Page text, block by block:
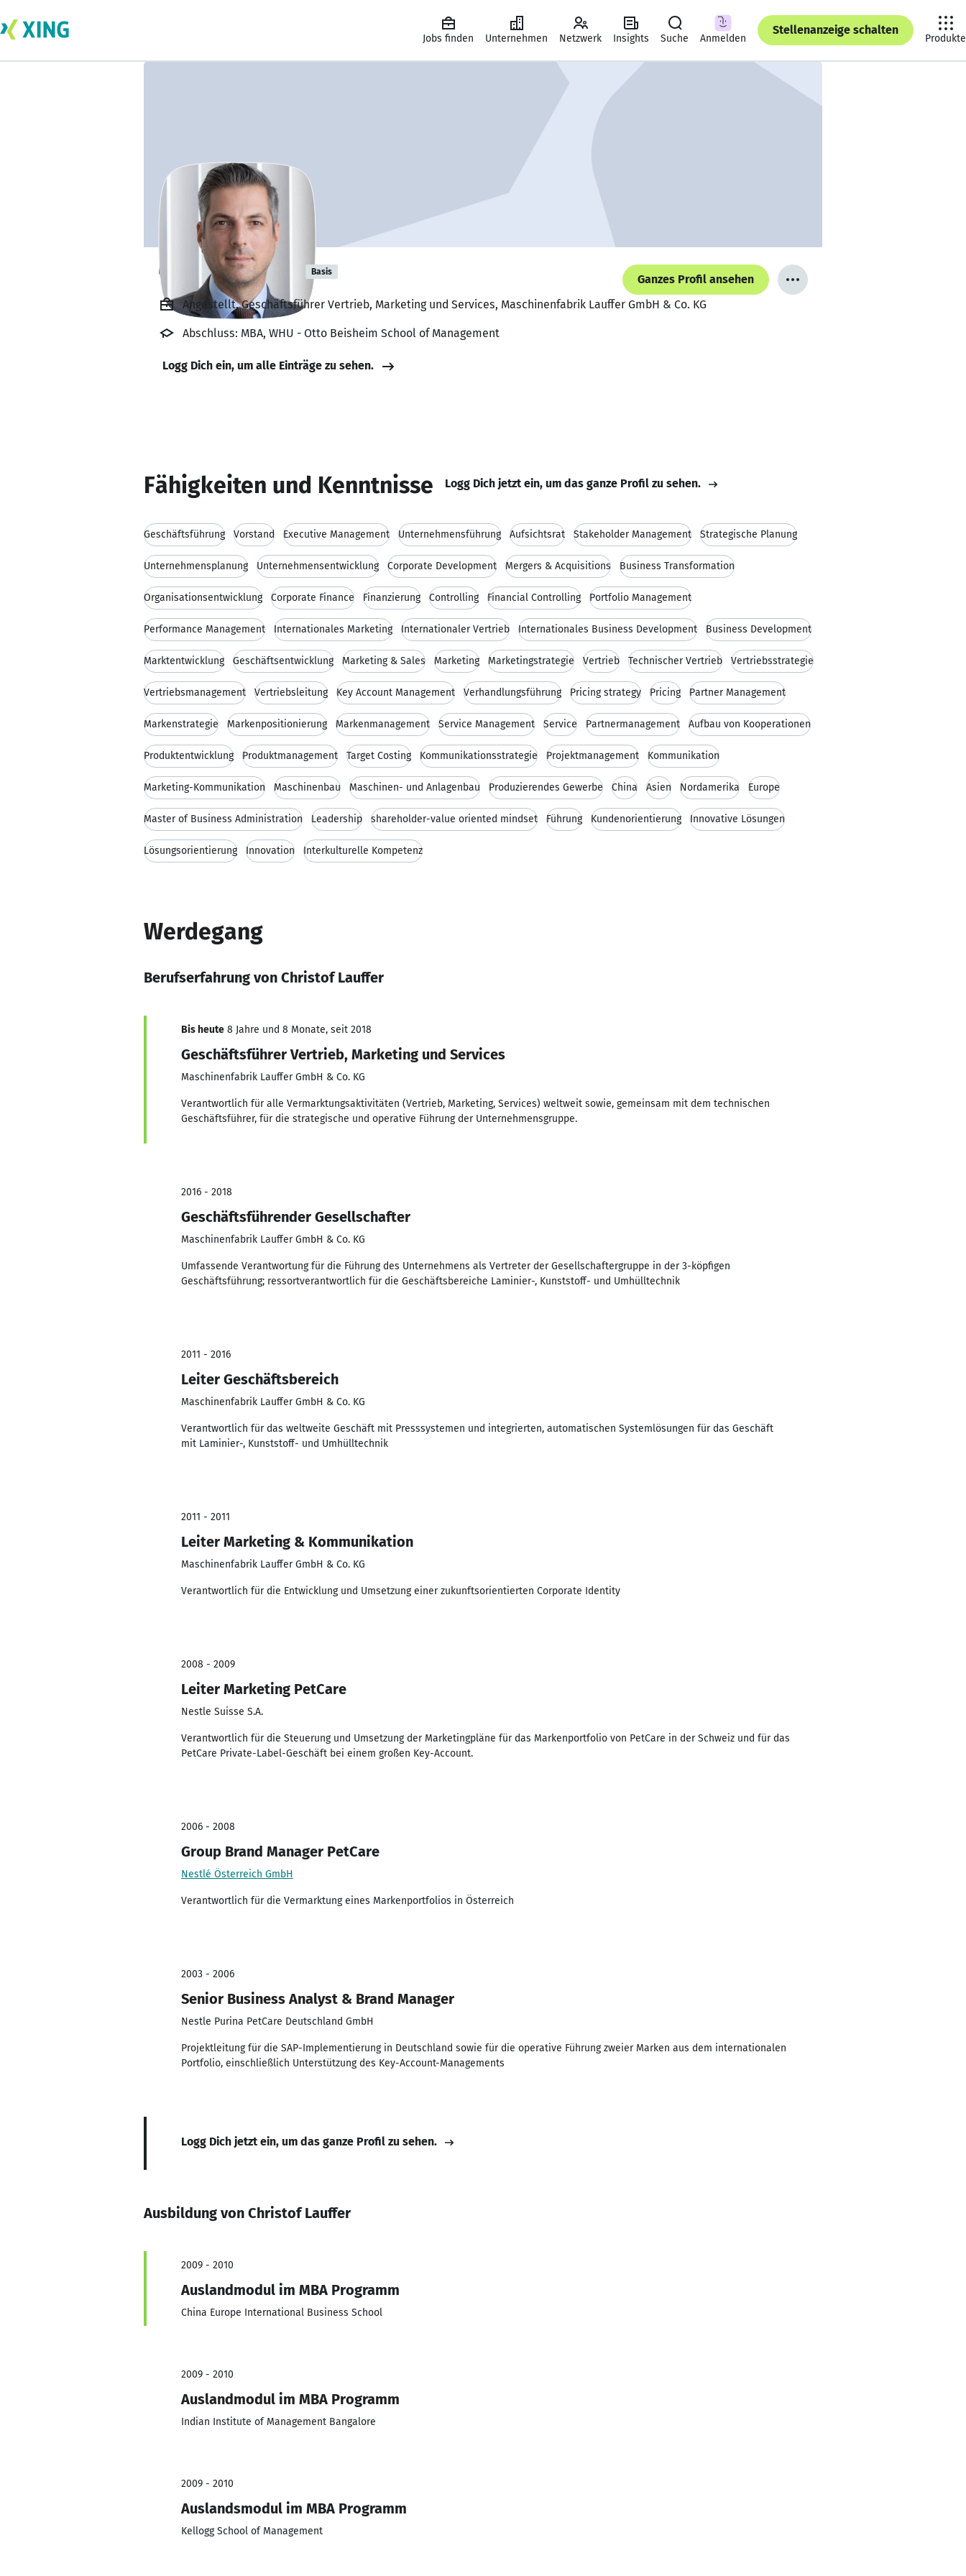
Jobs finden Unternehmen Netzwerk Insights Suche Anmelden
Stellenanzeige schalten
Produkte
Christof Lauffer Basis
Ganzes Profil ansehen
Angestellt, Geschäftsführer Vertrieb, Marketing und Services, Maschinenfabrik Lauffer GmbH & Co. KG
Abschluss: MBA, WHU - Otto Beisheim School of Management
Logg Dich ein, um alle Einträge zu sehen.
Fähigkeiten und Kenntnisse Logg Dich jetzt ein, um das ganze Profil zu sehen.
Geschäftsführung Vorstand Executive Management Unternehmensführung Aufsichtsrat Stakeholder Management Strategische Planung
Unternehmensplanung Unternehmensentwicklung Corporate Development Mergers & Acquisitions Business Transformation
Organisationsentwicklung Corporate Finance Finanzierung Controlling Financial Controlling Portfolio Management
Performance Management Internationales Marketing Internationaler Vertrieb Internationales Business Development Business Development
Marktentwicklung Geschäftsentwicklung Marketing & Sales Marketing Marketingstrategie Vertrieb Technischer Vertrieb Vertriebsstrategie
Vertriebsmanagement Vertriebsleitung Key Account Management Verhandlungsführung Pricing strategy Pricing Partner Management
Markenstrategie Markenpositionierung Markenmanagement Service Management Service Partnermanagement Aufbau von Kooperationen
Produktentwicklung Produktmanagement Target Costing Kommunikationsstrategie Projektmanagement Kommunikation
Marketing-Kommunikation Maschinenbau Maschinen- und Anlagenbau Produzierendes Gewerbe China Asien Nordamerika Europe
Master of Business Administration Leadership shareholder-value oriented mindset Führung Kundenorientierung Innovative Lösungen
Lösungsorientierung Innovation Interkulturelle Kompetenz
Werdegang
Berufserfahrung von Christof Lauffer
Bis heute 8 Jahre und 8 Monate, seit 2018
Geschäftsführer Vertrieb, Marketing und Services
Maschinenfabrik Lauffer GmbH & Co. KG
Verantwortlich für alle Vermarktungsaktivitäten (Vertrieb, Marketing, Services) weltweit sowie, gemeinsam mit dem technischen
Geschäftsführer, für die strategische und operative Führung der Unternehmensgruppe.
2016 - 2018
Geschäftsführender Gesellschafter
Maschinenfabrik Lauffer GmbH & Co. KG
Umfassende Verantwortung für die Führung des Unternehmens als Vertreter der Gesellschaftergruppe in der 3-köpfigen
Geschäftsführung; ressortverantwortlich für die Geschäftsbereiche Laminier-, Kunststoff- und Umhülltechnik
2011 - 2016
Leiter Geschäftsbereich
Maschinenfabrik Lauffer GmbH & Co. KG
Verantwortlich für das weltweite Geschäft mit Presssystemen und integrierten, automatischen Systemlösungen für das Geschäft
mit Laminier-, Kunststoff- und Umhülltechnik
2011 - 2011
Leiter Marketing & Kommunikation
Maschinenfabrik Lauffer GmbH & Co. KG
Verantwortlich für die Entwicklung und Umsetzung einer zukunftsorientierten Corporate Identity
2008 - 2009
Leiter Marketing PetCare
Nestle Suisse S.A.
Verantwortlich für die Steuerung und Umsetzung der Marketingpläne für das Markenportfolio von PetCare in der Schweiz und für das
PetCare Private-Label-Geschäft bei einem großen Key-Account.
2006 - 2008
Group Brand Manager PetCare
Nestlé Österreich GmbH
Verantwortlich für die Vermarktung eines Markenportfolios in Österreich
2003 - 2006
Senior Business Analyst & Brand Manager
Nestle Purina PetCare Deutschland GmbH
Projektleitung für die SAP-Implementierung in Deutschland sowie für die operative Führung zweier Marken aus dem internationalen
Portfolio, einschließlich Unterstützung des Key-Account-Managements
Logg Dich jetzt ein, um das ganze Profil zu sehen.
Ausbildung von Christof Lauffer
2009 - 2010
Auslandmodul im MBA Programm
China Europe International Business School
2009 - 2010
Auslandmodul im MBA Programm
Indian Institute of Management Bangalore
2009 - 2010
Auslandsmodul im MBA Programm
Kellogg School of Management